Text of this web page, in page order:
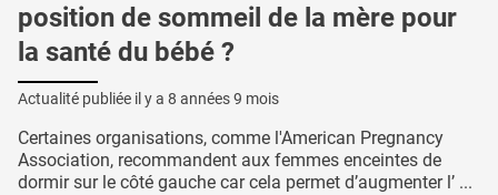
position de sommeil de la mère pour
la santé du bébé ?
Actualité publiée il y a 8 années 9 mois
Certaines organisations, comme l'American Pregnancy
Association, recommandent aux femmes enceintes de
dormir sur le côté gauche car cela permet d’augmenter l’ ...